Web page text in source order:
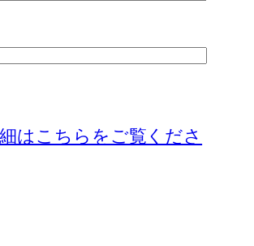
はこちらをご覧くださ